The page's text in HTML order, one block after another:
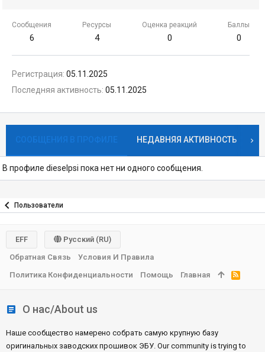
Сообщения
6
Ресурсы
4
Оценка реакций
0
Баллы
0
Регистрация 05.11.2025
Последняя активность 05.11.2025
СООБЩЕНИЯ В ПРОФИЛЕ НЕДАВНЯЯ АКТИВНОСТЬ
В профиле dieselpsi пока нет ни одного сообщения.
Пользователи
О нас/About us
Наше сообщество намерено собрать самую крупную базу
оригинальных заводских прошивок ЭБУ. Our community is trying to
EFF
Русский (RU)
Обратная Связь
Условия И Правила
Политика Конфиденциальности
Помощь Главная
R
S